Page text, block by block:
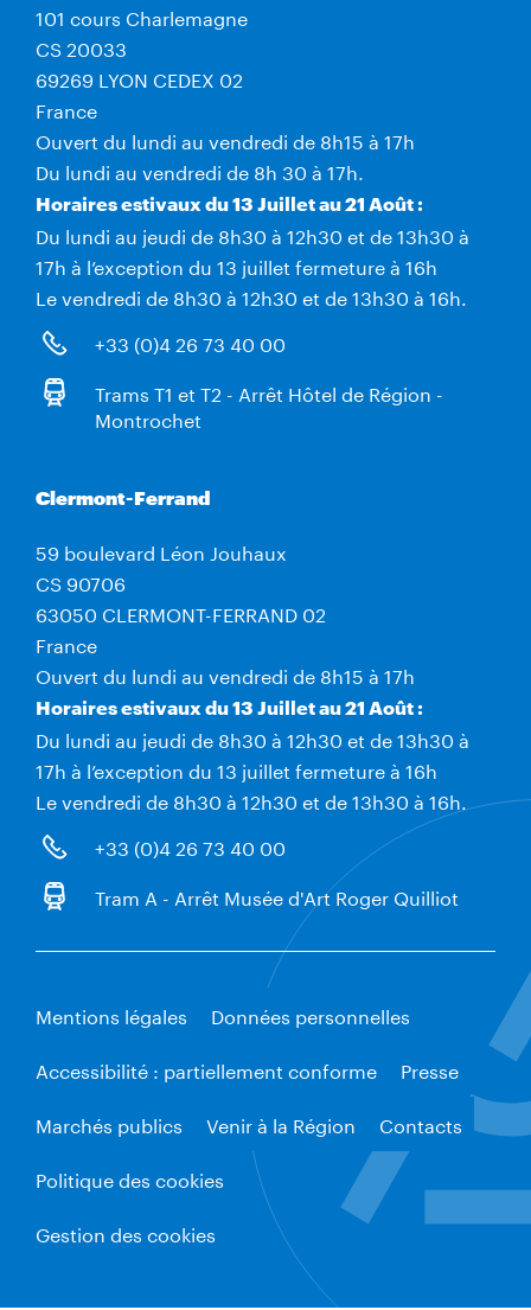
101 cours Charlemagne
CS 20033
69269 LYON CEDEX 02
France
Ouvert du lundi au vendredi de 8h15 à 17h
Du lundi au vendredi de 8h 30 à 17h.
Horaires estivaux du 13 Juillet au 21 Août :
Du lundi au jeudi de 8h30 à 12h30 et de 13h30 à
17h à l’exception du 13 juillet fermeture à 16h
Le vendredi de 8h30 à 12h30 et de 13h30 à 16h.
+33 (0)4 26 73 40 00
Trams T1 et T2 - Arrêt Hôtel de Région -
Montrochet
Clermont-Ferrand
59 boulevard Léon Jouhaux
CS 90706
63050 CLERMONT-FERRAND 02
France
Ouvert du lundi au vendredi de 8h15 à 17h
Horaires estivaux du 13 Juillet au 21 Août :
Du lundi au jeudi de 8h30 à 12h30 et de 13h30 à
17h à l’exception du 13 juillet fermeture à 16h
Le vendredi de 8h30 à 12h30 et de 13h30 à 16h.
+33 (0)4 26 73 40 00
Tram A - Arrêt Musée d'Art Roger Quilliot
Mentions légales
Données personnelles
Accessibilité : partiellement conforme
Presse
Marchés publics
Venir à la Région
Contacts
Politique des cookies
Gestion des cookies